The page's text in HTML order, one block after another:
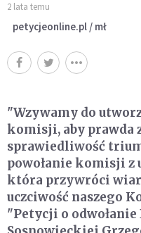
2 lata temu
petycjeonline.pl / mł
"Wzywamy do
komisji, aby prawda
sprawiedliwość
powołanie komisji z
która przywróci
uczciwość naszego
"Petycji o